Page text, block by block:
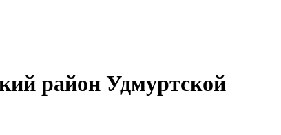
район Удмуртской